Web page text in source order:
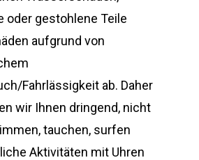
oder gestohlene Teile
aufgrund von
Fahrlässigkeit ab. Daher
wir Ihnen dringend, nicht
tauchen, surfen
Aktivitäten mit Uhren